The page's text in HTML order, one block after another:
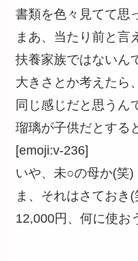
書類を色々見てて思
まあ、当たり前と言
扶養家族ではないん
大きさとか考えたら
同じ感じだと思うん
瑠璃が子供だとする
[emoji:v-236]
いや、未○の母か(笑)
ま、それはさておき(
12,000円、何に使お